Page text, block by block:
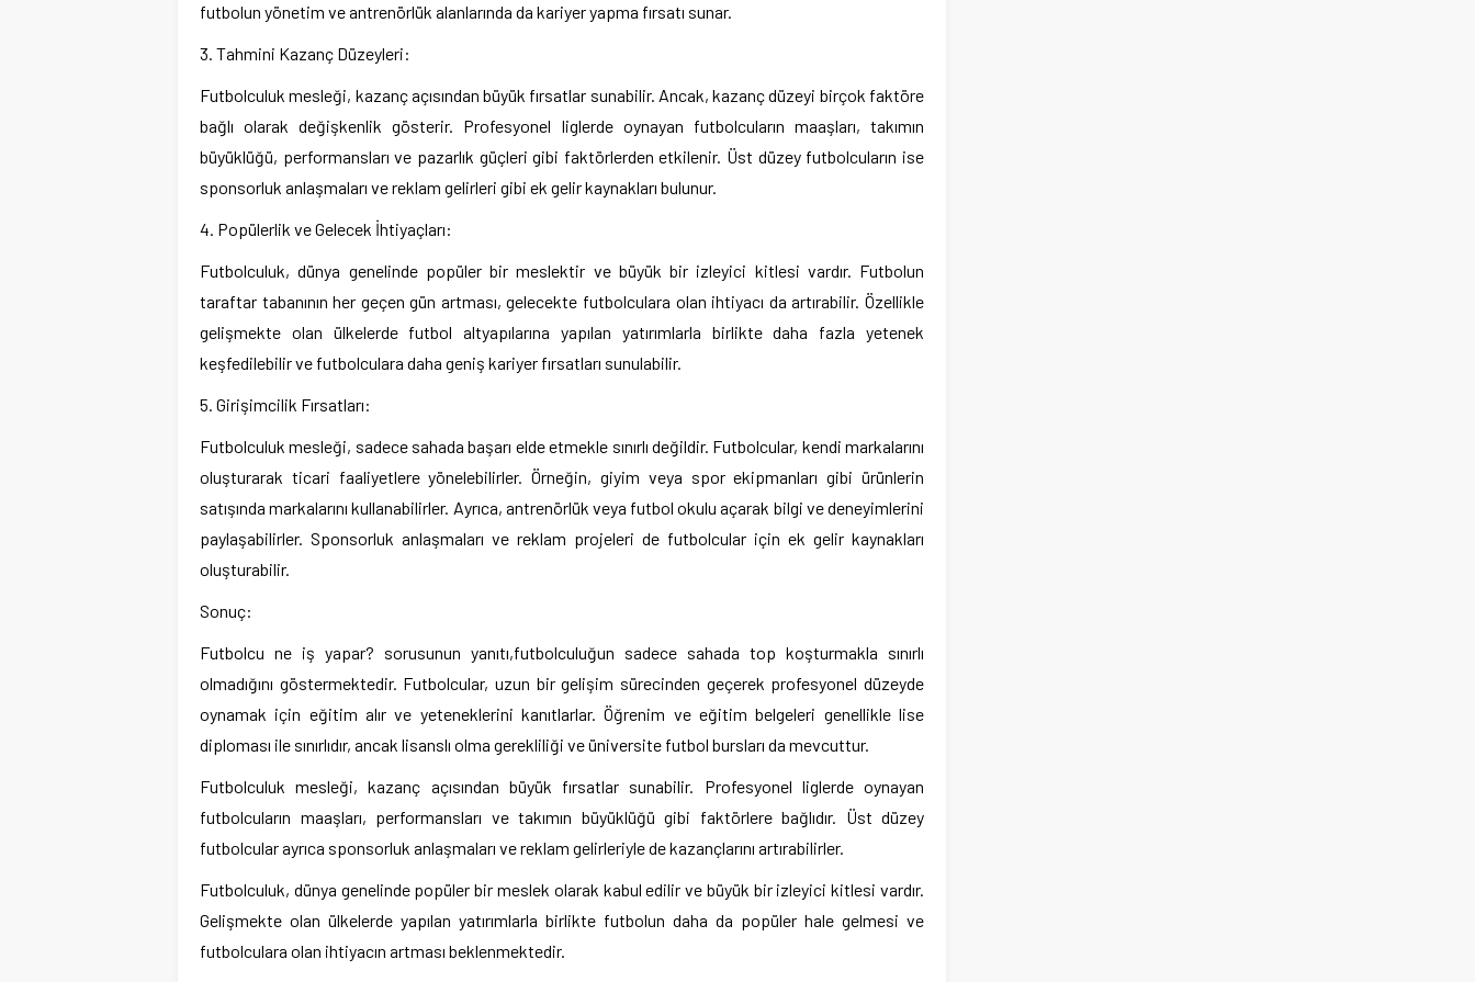
futbolun yönetim ve antrenörlük alanlarında da kariyer yapma fırsatı sunar.
3. Tahmini Kazanç Düzeyleri:
Futbolculuk mesleği, kazanç açısından büyük fırsatlar sunabilir. Ancak, kazanç düzeyi birçok faktöre
bağlı olarak değişkenlik gösterir. Profesyonel liglerde oynayan futbolcuların maaşları, takımın
büyüklüğü, performansları ve pazarlık güçleri gibi faktörlerden etkilenir. Üst düzey futbolcuların ise
sponsorluk anlaşmaları ve reklam gelirleri gibi ek gelir kaynakları bulunur.
4. Popülerlik ve Gelecek İhtiyaçları:
Futbolculuk, dünya genelinde popüler bir meslektir ve büyük bir izleyici kitlesi vardır. Futbolun
taraftar tabanının her geçen gün artması, gelecekte futbolculara olan ihtiyacı da artırabilir. Özellikle
gelişmekte olan ülkelerde futbol altyapılarına yapılan yatırımlarla birlikte daha fazla yetenek
keşfedilebilir ve futbolculara daha geniş kariyer fırsatları sunulabilir.
5. Girişimcilik Fırsatları:
Futbolculuk mesleği, sadece sahada başarı elde etmekle sınırlı değildir. Futbolcular, kendi markalarını
oluşturarak ticari faaliyetlere yönelebilirler. Örneğin, giyim veya spor ekipmanları gibi ürünlerin
satışında markalarını kullanabilirler. Ayrıca, antrenörlük veya futbol okulu açarak bilgi ve deneyimlerini
paylaşabilirler. Sponsorluk anlaşmaları ve reklam projeleri de futbolcular için ek gelir kaynakları
oluşturabilir.
Sonuç:
Futbolcu ne iş yapar? sorusunun yanıtı,futbolculuğun sadece sahada top koşturmakla sınırlı
olmadığını göstermektedir. Futbolcular, uzun bir gelişim sürecinden geçerek profesyonel düzeyde
oynamak için eğitim alır ve yeteneklerini kanıtlarlar. Öğrenim ve eğitim belgeleri genellikle lise
diploması ile sınırlıdır, ancak lisanslı olma gerekliliği ve üniversite futbol bursları da mevcuttur.
Futbolculuk mesleği, kazanç açısından büyük fırsatlar sunabilir. Profesyonel liglerde oynayan
futbolcuların maaşları, performansları ve takımın büyüklüğü gibi faktörlere bağlıdır. Üst düzey
futbolcular ayrıca sponsorluk anlaşmaları ve reklam gelirleriyle de kazançlarını artırabilirler.
Futbolculuk, dünya genelinde popüler bir meslek olarak kabul edilir ve büyük bir izleyici kitlesi vardır.
Gelişmekte olan ülkelerde yapılan yatırımlarla birlikte futbolun daha da popüler hale gelmesi ve
futbolculara olan ihtiyacın artması beklenmektedir.